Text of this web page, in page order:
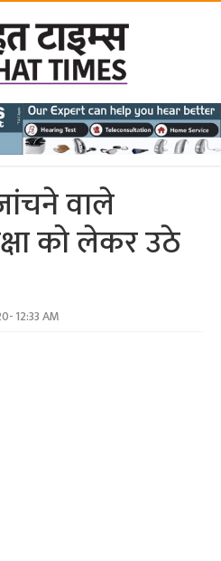
वाले
को लेकर उठे
12:33 AM